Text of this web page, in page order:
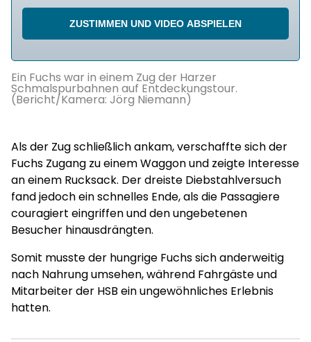
ZUSTIMMEN UND VIDEO ABSPIELEN
Ein Fuchs war in einem Zug der Harzer
Schmalspurbahnen auf Entdeckungstour.
(Bericht/Kamera: Jörg Niemann)
Als der Zug schließlich ankam, verschaffte sich der
Fuchs Zugang zu einem Waggon und zeigte Interesse
an einem Rucksack. Der dreiste Diebstahlversuch
fand jedoch ein schnelles Ende, als die Passagiere
couragiert eingriffen und den ungebetenen
Besucher hinausdrängten.
Somit musste der hungrige Fuchs sich anderweitig
nach Nahrung umsehen, während Fahrgäste und
Mitarbeiter der HSB ein ungewöhnliches Erlebnis
hatten.